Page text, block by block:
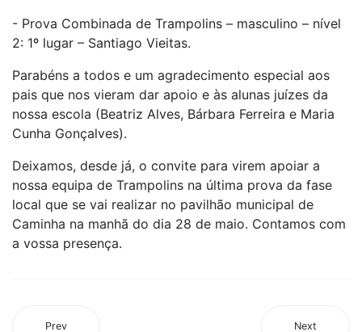
- Prova Combinada de Trampolins – masculino – nível
2: 1º lugar – Santiago Vieitas.
Parabéns a todos e um agradecimento especial aos
pais que nos vieram dar apoio e às alunas juízes da
nossa escola (Beatriz Alves, Bárbara Ferreira e Maria
Cunha Gonçalves).
Deixamos, desde já, o convite para virem apoiar a
nossa equipa de Trampolins na última prova da fase
local que se vai realizar no pavilhão municipal de
Caminha na manhã do dia 28 de maio. Contamos com
a vossa presença.
Prev Next